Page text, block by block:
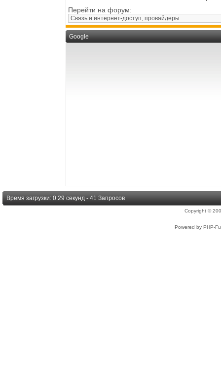
Перейти на форум:
Google
Время загрузки: 0.29 секунд - 41 Запросов
Copyright ©
Powered by PHP-